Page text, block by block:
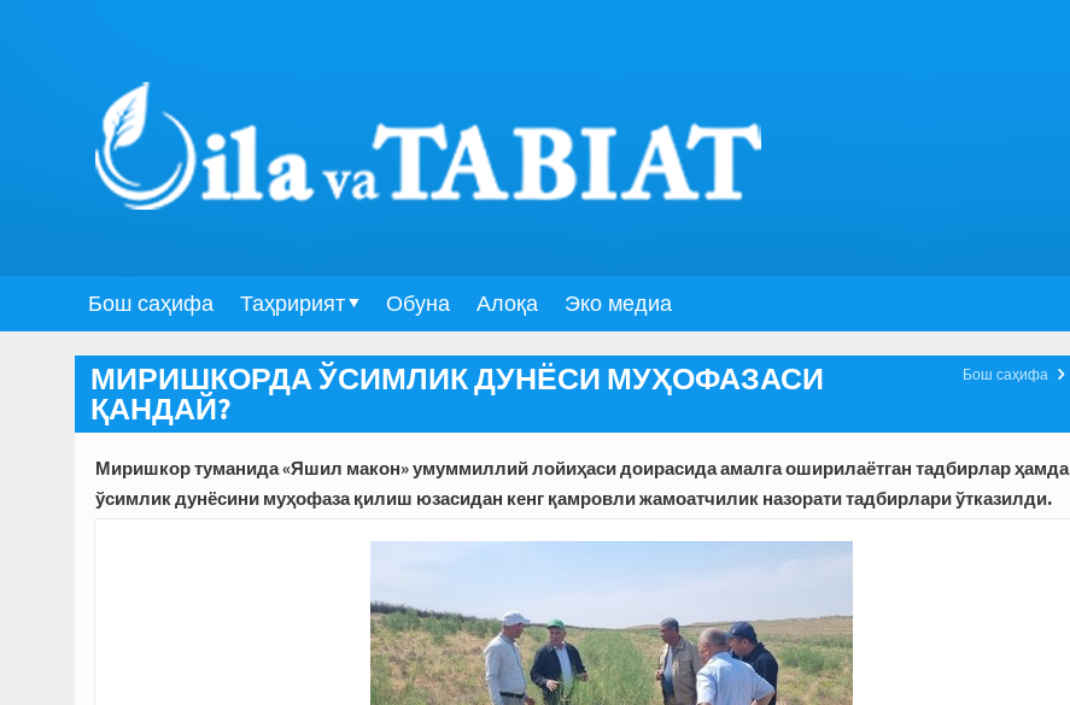
Бош саҳифа Таҳририят Обуна Алоқа Эко медиа

Бош саҳифа
МИРИШКОРДА ЎСИМЛИК ДУНЁСИ МУҲОФАЗАСИ
ҚАНДАЙ?
Миришкор туманида «Яшил макон» умуммиллий лойиҳаси доирасида амалга оширилаётган тадбирлар ҳамда
ўсимлик дунёсини муҳофаза қилиш юзасидан кенг қамровли жамоатчилик назорати тадбирлари ўтказилди.